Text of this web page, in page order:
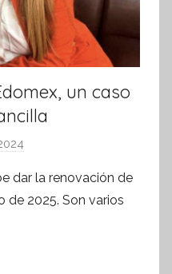
un caso
r
S
dar la renovación de
de 2025. Son varios